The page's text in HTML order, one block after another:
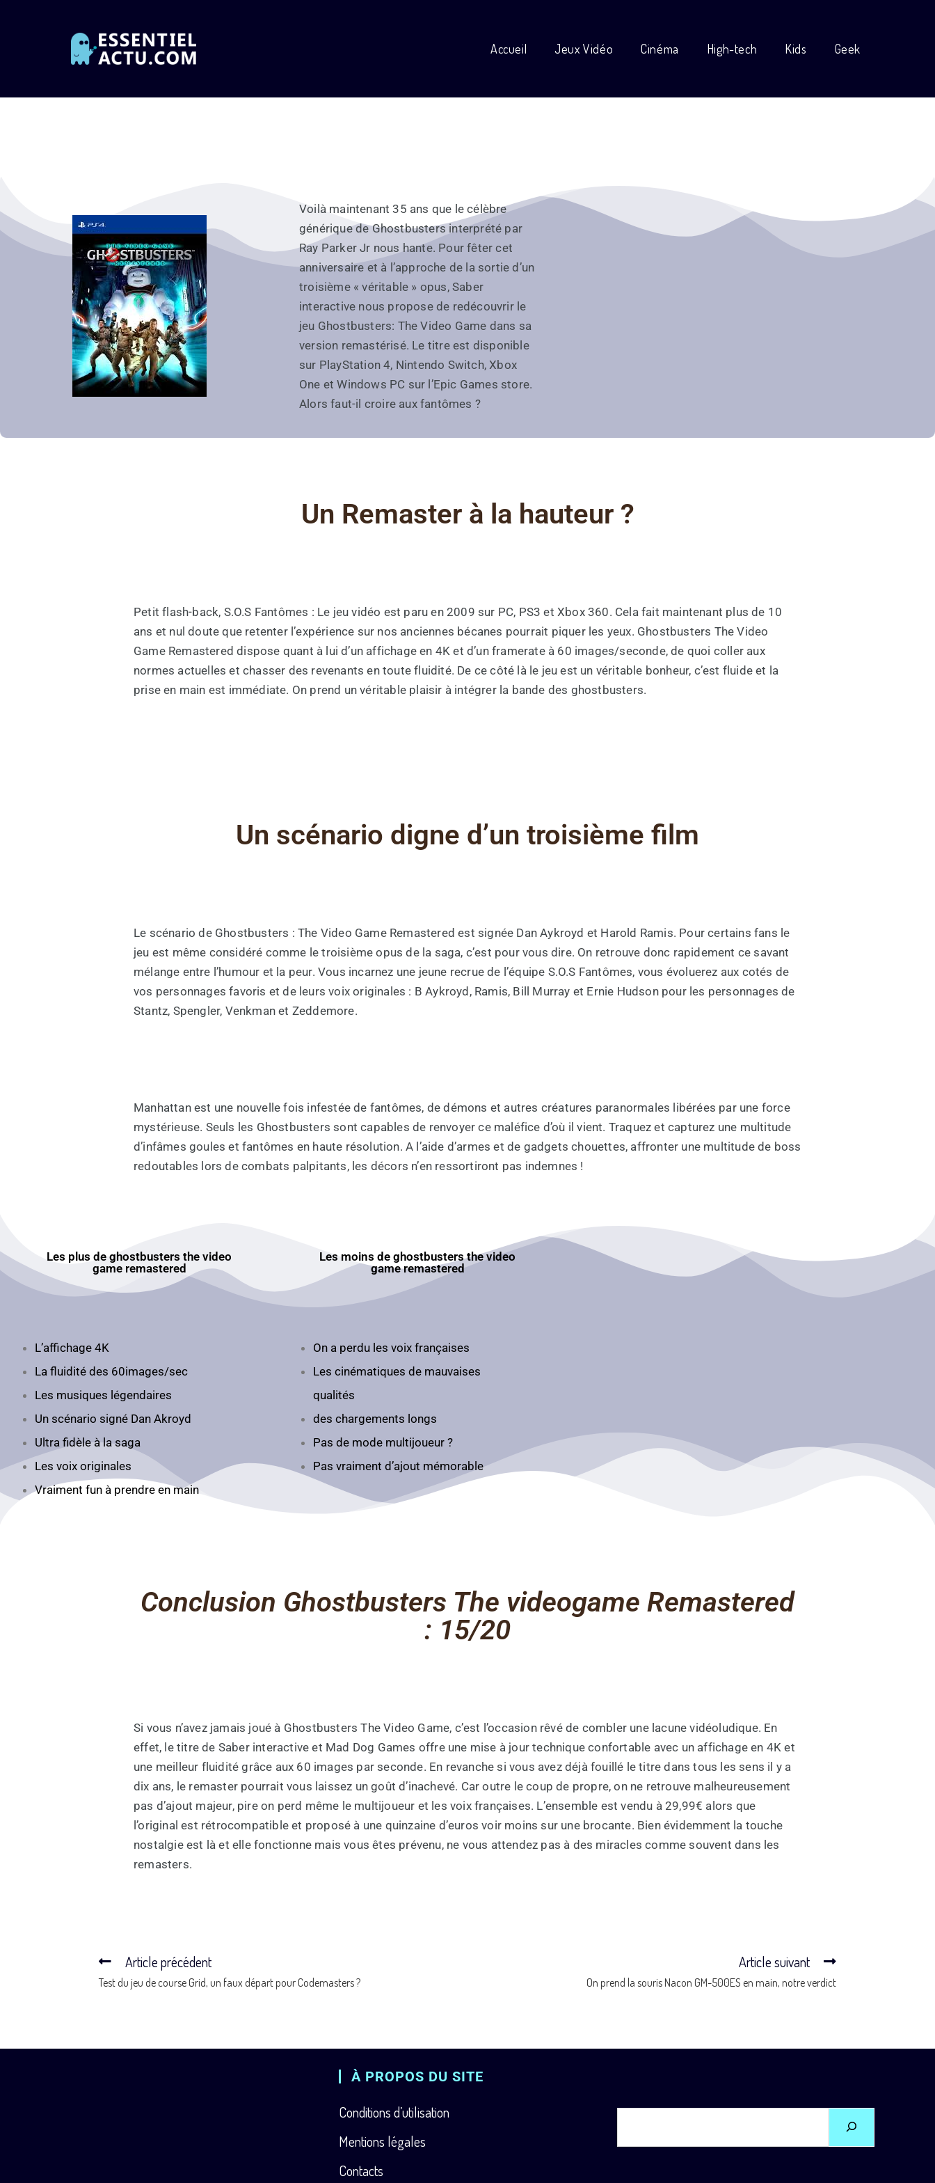
Accueil Jeux Vidéo Cinéma High-tech Kids Geek
Voilà maintenant 35 ans que le célèbre
générique de Ghostbusters interprété par
Ray Parker Jr nous hante. Pour fêter cet
anniversaire et à l’approche de la sortie d’un
troisième « véritable » opus, Saber
interactive nous propose de redécouvrir le
jeu Ghostbusters: The Video Game dans sa
version remastérisé. Le titre est disponible
sur PlayStation 4, Nintendo Switch, Xbox
One et Windows PC sur l’Epic Games store.
Alors faut-il croire aux fantômes ?
Un Remaster à la hauteur ?
Petit flash-back, S.O.S Fantômes : Le jeu vidéo est paru en 2009 sur PC, PS3 et Xbox 360. Cela fait maintenant plus de 10
ans et nul doute que retenter l’expérience sur nos anciennes bécanes pourrait piquer les yeux. Ghostbusters The Video
Game Remastered dispose quant à lui d’un affichage en 4K et d’un framerate à 60 images/seconde, de quoi coller aux
normes actuelles et chasser des revenants en toute fluidité. De ce côté là le jeu est un véritable bonheur, c’est fluide et la
prise en main est immédiate. On prend un véritable plaisir à intégrer la bande des ghostbusters.
Un scénario digne d’un troisième film
Le scénario de Ghostbusters : The Video Game Remastered est signée Dan Aykroyd et Harold Ramis. Pour certains fans le
jeu est même considéré comme le troisième opus de la saga, c’est pour vous dire. On retrouve donc rapidement ce savant
mélange entre l’humour et la peur. Vous incarnez une jeune recrue de l’équipe S.O.S Fantômes, vous évoluerez aux cotés de
vos personnages favoris et de leurs voix originales : B Aykroyd, Ramis, Bill Murray et Ernie Hudson pour les personnages de
Stantz, Spengler, Venkman et Zeddemore.
Manhattan est une nouvelle fois infestée de fantômes, de démons et autres créatures paranormales libérées par une force
mystérieuse. Seuls les Ghostbusters sont capables de renvoyer ce maléfice d’où il vient. Traquez et capturez une multitude
d’infâmes goules et fantômes en haute résolution. A l’aide d’armes et de gadgets chouettes, affronter une multitude de boss
redoutables lors de combats palpitants, les décors n’en ressortiront pas indemnes !
Les plus de ghostbusters the video
game remastered
L’affichage 4K
La fluidité des 60images/sec
Les musiques légendaires
Un scénario signé Dan Akroyd
Ultra fidèle à la saga
Les voix originales
Vraiment fun à prendre en main
Les moins de ghostbusters the video
game remastered
On a perdu les voix françaises
Les cinématiques de mauvaises
qualités
des chargements longs
Pas de mode multijoueur ?
Pas vraiment d’ajout mémorable
Conclusion Ghostbusters The videogame Remastered
: 15/20
Si vous n’avez jamais joué à Ghostbusters The Video Game, c’est l’occasion rêvé de combler une lacune vidéoludique. En
effet, le titre de Saber interactive et Mad Dog Games offre une mise à jour technique confortable avec un affichage en 4K et
une meilleur fluidité grâce aux 60 images par seconde. En revanche si vous avez déjà fouillé le titre dans tous les sens il y a
dix ans, le remaster pourrait vous laissez un goût d’inachevé. Car outre le coup de propre, on ne retrouve malheureusement
pas d’ajout majeur, pire on perd même le multijoueur et les voix françaises. L’ensemble est vendu à 29,99€ alors que
l’original est rétrocompatible et proposé à une quinzaine d’euros voir moins sur une brocante. Bien évidemment la touche
nostalgie est là et elle fonctionne mais vous êtes prévenu, ne vous attendez pas à des miracles comme souvent dans les
remasters.
Article précédent
Test du jeu de course Grid, un faux départ pour Codemasters ?
Article suivant
On prend la souris Nacon GM-500ES en main, notre verdict
À PROPOS DU SITE
Conditions d’utilisation
Mentions légales
Contacts